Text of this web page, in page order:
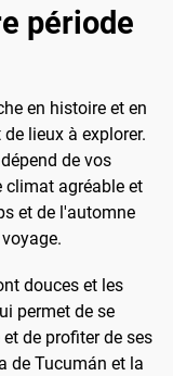
période
en histoire et en
lieux à explorer.
de vos
climat agréable et
et de l'automne
douces et les
permet de se
de profiter de ses
de Tucumán et la